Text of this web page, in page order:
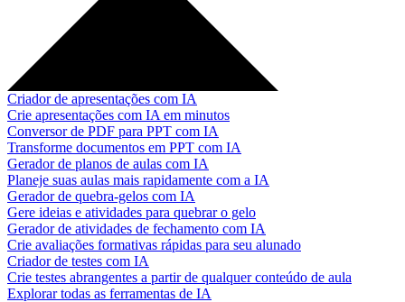
Criador de apresentações com IA
Crie apresentações com IA em minutos
Conversor de PDF para PPT com IA
Transforme documentos em PPT com IA
Gerador de planos de aulas com IA
Planeje suas aulas mais rapidamente com a IA
Gerador de quebra-gelos com IA
Gere ideias e atividades para quebrar o gelo
Gerador de atividades de fechamento com IA
Crie avaliações formativas rápidas para seu alunado
Criador de testes com IA
Crie testes abrangentes a partir de qualquer conteúdo de aula
Explorar todas as ferramentas de IA